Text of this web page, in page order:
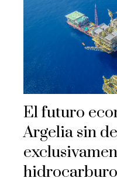
El futuro
Argelia sin